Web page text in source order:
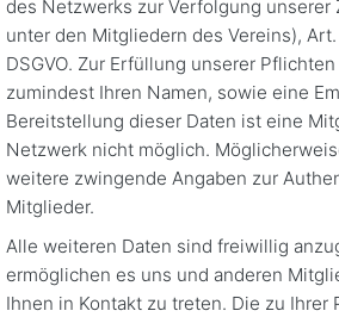
des Netzwerks zur Verfolgung unserer
unter den Mitgliedern des Vereins), Art.
DSGVO. Zur Erfüllung unserer
zumindest Ihren Namen, sowie eine
Bereitstellung dieser Daten ist eine
Netzwerk nicht möglich.
weitere zwingende Angaben zur
Mitglieder.
Alle weiteren Daten sind freiwillig
ermöglichen es uns und anderen
Ihnen in Kontakt zu treten. Die zu Ihrer